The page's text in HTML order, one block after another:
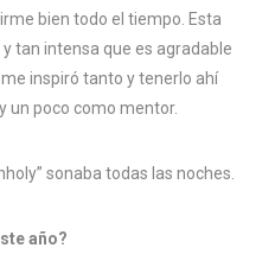
bien todo el tiempo. Esta
tan intensa que es agradable
inspiró tanto y tenerlo ahí
un poco como mentor.
sonaba todas las noches.
año?